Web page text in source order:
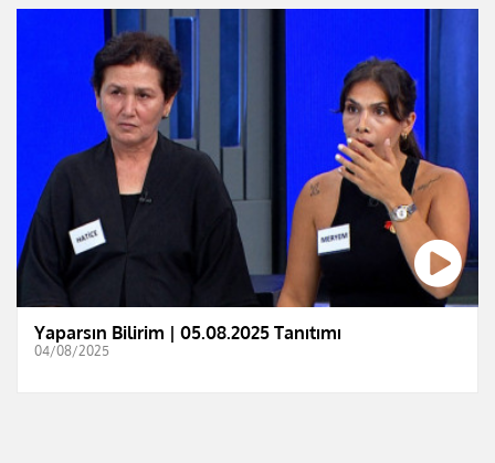
Yaparsın Bilirim | 05.08.2025 Tanıtımı
04/08/2025